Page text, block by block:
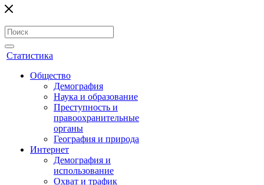
Статистика
Общество
Демография
Наука и образование
Преступность и
правоохранительные
органы
География и природа
Интернет
Демография и
использование
Охват и трафик